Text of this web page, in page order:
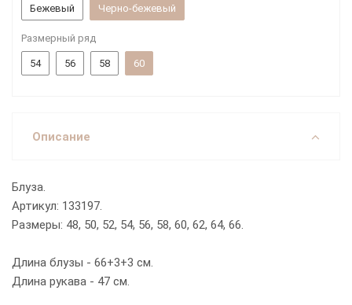
Бежевый Черно-бежевый
Размерный ряд
54 56 58 60
Описание
Блуза.
Артикул: 133197.
Размеры: 48, 50, 52, 54, 56, 58, 60, 62, 64, 66.
Длина блузы - 66+3+3 см.
Длина рукава - 47 см.